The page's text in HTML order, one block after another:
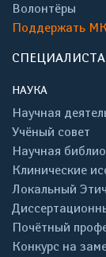
Волонтёры
Поддержать
НАУКА
Научная
Учёный совет
Научная
Клинические
Локальный
Почётный
Конкурс на